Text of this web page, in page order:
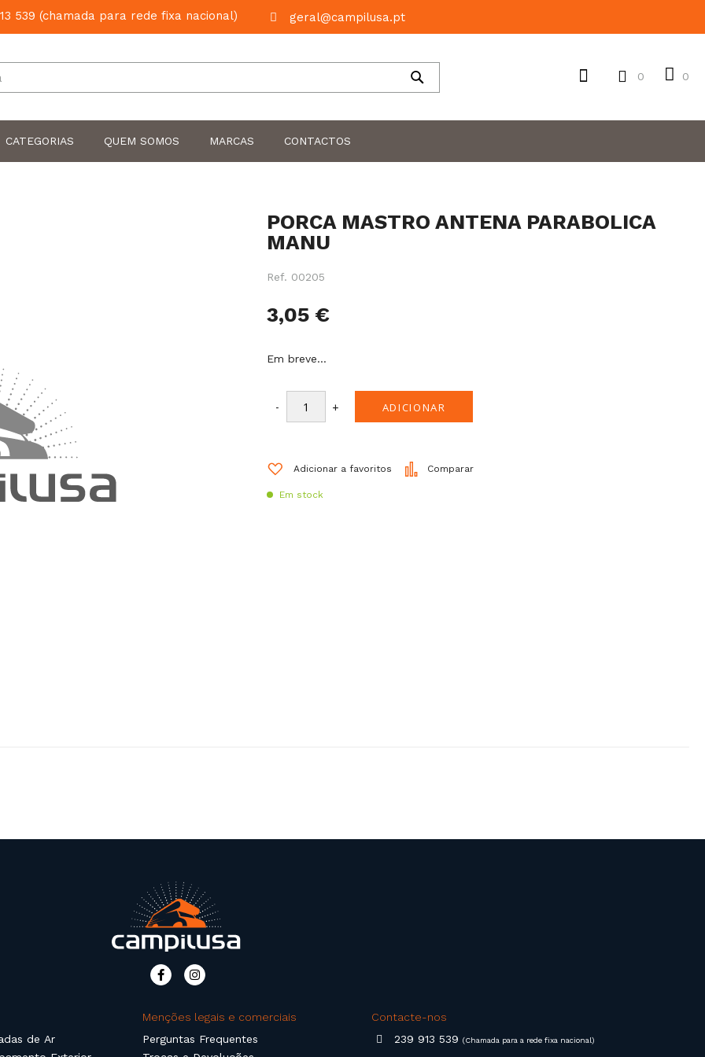
539 (chamada para rede fixa nacional) geral@campilusa.pt
Pesquisar Pesquisar
0 0
CATEGORIAS QUEM SOMOS MARCAS CONTACTOS
PORCA MASTRO ANTENA PARABOLICA
MANU
Ref. 00205
3,05 €
Em breve…
- + ADICIONAR
Adicionar a favoritos Comparar
Em stock
de Ar
Menções legais e comerciais
Perguntas Frequentes
Contacte-nos
239 913 539(Chamada para a rede fixa nacional)